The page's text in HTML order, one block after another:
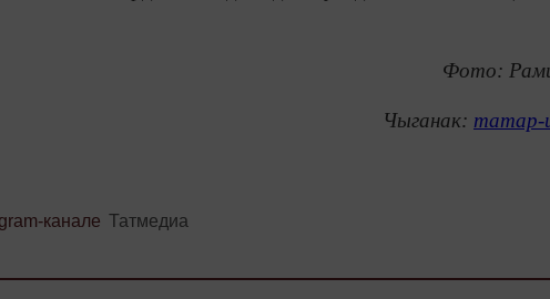
Фото:
Чыганак: татар-
канале Татмедиа